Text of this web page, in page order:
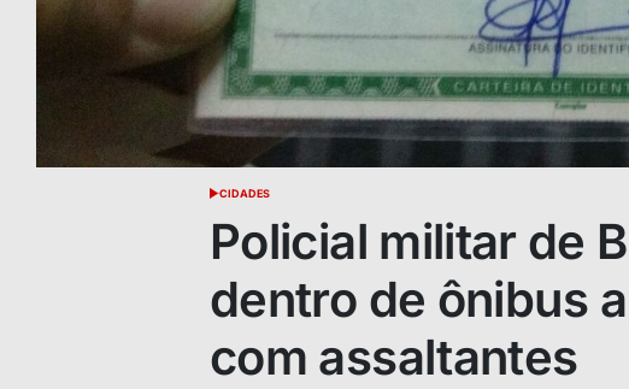
POSTED
CIDADES
Policial militar de
dentro de ônibus
com assaltantes